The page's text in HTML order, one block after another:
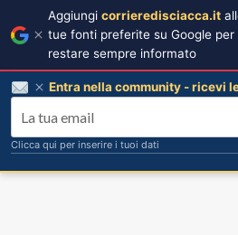
Aggiungi corrieredisciacca.it
tue fonti preferite su Google per
restare sempre informato
Entra nella community - ricevi
Clicca qui per inserire i tuoi dati